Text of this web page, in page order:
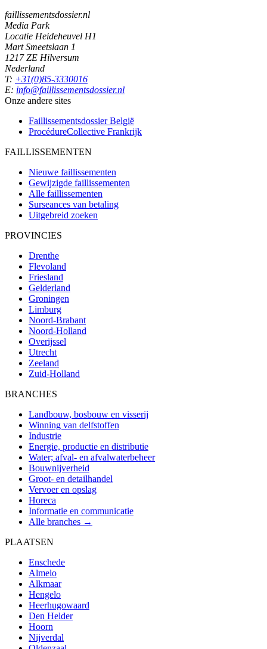
faillissementsdossier.nl
Media Park
Locatie Heideheuvel H1
Mart Smeetslaan 1
1217 ZE Hilversum
Nederland
T: +31(0)85-3330016
E: info@faillissementsdossier.nl
Onze andere sites
Faillissementsdossier België
ProcédureCollective Frankrijk
FAILLISSEMENTEN
Nieuwe faillissementen
Gewijzigde faillissementen
Alle faillissementen
Surseances van betaling
Uitgebreid zoeken
PROVINCIES
Drenthe
Flevoland
Friesland
Gelderland
Groningen
Limburg
Noord-Brabant
Noord-Holland
Overijssel
Utrecht
Zeeland
Zuid-Holland
BRANCHES
Landbouw, bosbouw en visserij
Winning van delfstoffen
Industrie
Energie, productie en distributie
Water; afval- en afvalwaterbeheer
Bouwnijverheid
Groot- en detailhandel
Vervoer en opslag
Horeca
Informatie en communicatie
Alle branches →
PLAATSEN
Enschede
Almelo
Alkmaar
Hengelo
Heerhugowaard
Den Helder
Hoorn
Nijverdal